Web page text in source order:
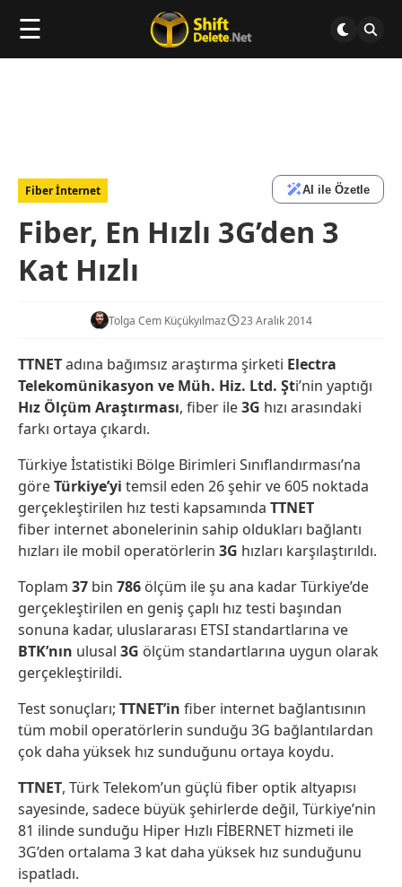
☰
Fiber İnternet AI ile Özetle
Fiber, En Hızlı 3G’den 3
Kat Hızlı
Tolga Cem Küçükyılmaz 23 Aralık 2014
TTNETadına bağımsız araştırma şirketi Electra
Telekomünikasyon ve Müh. Hiz. Ltd. Şti’nin yaptığı
Hız Ölçüm Araştırması, fiber ile3G hızı arasındaki
farkı ortaya çıkardı.
Türkiye İstatistiki Bölge Birimleri Sınıflandırması’na
göreTürkiye’yi temsil eden 26 şehir ve 605 noktada
gerçekleştirilen hız testi kapsamında TTNET
fiber internet abonelerinin sahip oldukları bağlantı
hızları ile mobil operatörlerin 3G hızları karşılaştırıldı.
Toplam 37 bin 786 ölçüm ile şu ana kadar Türkiye’de
gerçekleştirilen en geniş çaplı hız testi başından
sonuna kadar, uluslararası ETSI standartlarına ve
BTK’nın ulusal 3G ölçüm standartlarına uygun olarak
gerçekleştirildi.
Test sonuçları; TTNET’in fiber internet bağlantısının
tüm mobil operatörlerin sunduğu 3G bağlantılardan
çok daha yüksek hız sunduğunu ortaya koydu.
TTNET, Türk Telekom’un güçlü fiber optik altyapısı
sayesinde, sadece büyük şehirlerde değil, Türkiye’nin
81 ilinde sunduğu Hiper Hızlı FİBERNET hizmeti ile
3G’den ortalama 3 kat daha yüksek hız sunduğunu
ispatladı.